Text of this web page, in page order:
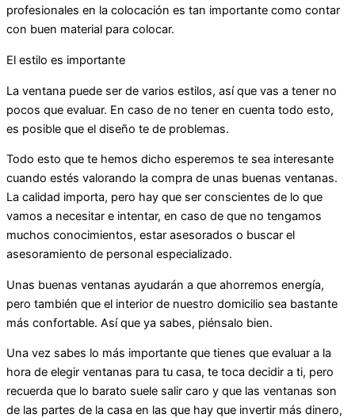
profesionales en la colocación es tan importante como contar
con buen material para colocar.
El estilo es importante
La ventana puede ser de varios estilos, así que vas a tener no
pocos que evaluar. En caso de no tener en cuenta todo esto,
es posible que el diseño te de problemas.
Todo esto que te hemos dicho esperemos te sea interesante
cuando estés valorando la compra de unas buenas ventanas.
La calidad importa, pero hay que ser conscientes de lo que
vamos a necesitar e intentar, en caso de que no tengamos
muchos conocimientos, estar asesorados o buscar el
asesoramiento de personal especializado.
Unas buenas ventanas ayudarán a que ahorremos energía,
pero también que el interior de nuestro domicilio sea bastante
más confortable. Así que ya sabes, piénsalo bien.
Una vez sabes lo más importante que tienes que evaluar a la
hora de elegir ventanas para tu casa, te toca decidir a ti, pero
recuerda que lo barato suele salir caro y que las ventanas son
de las partes de la casa en las que hay que invertir más dinero,